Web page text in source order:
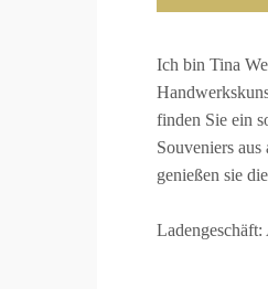
Ich bin Tina
finden Sie ein
Souveniers
genießen sie